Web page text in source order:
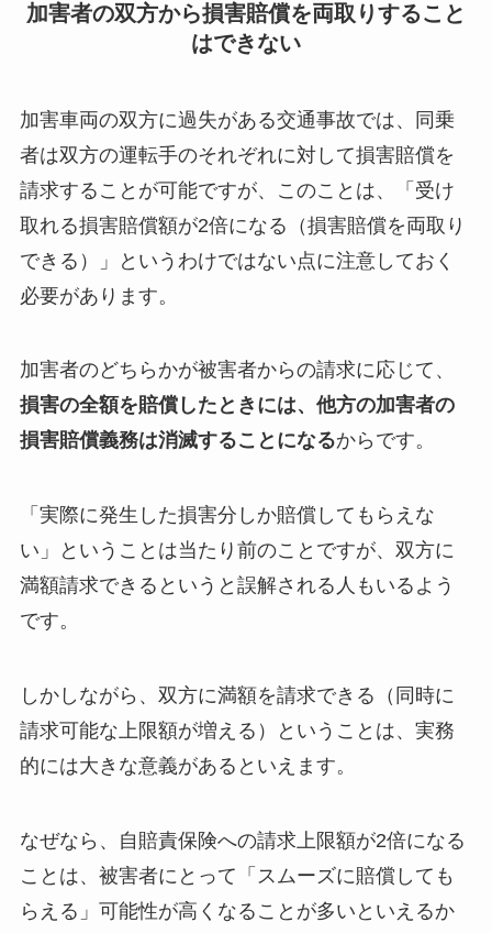
加害者の双方から損害賠償を両取りすること
はできない
加害車両の双方に過失がある交通事故では、同乗
者は双方の運転手のそれぞれに対して損害賠償を
請求することが可能ですが、このことは、「受け
取れる損害賠償額が2倍になる（損害賠償を両取り
できる）」というわけではない点に注意しておく
必要があります。
加害者のどちらかが被害者からの請求に応じて、
損害の全額を賠償したときには、他方の加害者の
損害賠償義務は消滅することになるからです。
「実際に発生した損害分しか賠償してもらえな
い」ということは当たり前のことですが、双方に
満額請求できるというと誤解される人もいるよう
です。
しかしながら、双方に満額を請求できる（同時に
請求可能な上限額が増える）ということは、実務
的には大きな意義があるといえます。
なぜなら、自賠責保険への請求上限額が2倍になる
ことは、被害者にとって「スムーズに賠償しても
らえる」可能性が高くなることが多いといえるか